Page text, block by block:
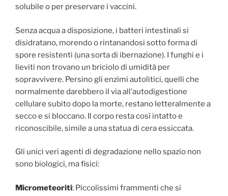
solubile o per preservare i vaccini.
Senza acqua a disposizione, i batteri intestinali si
disidratano, morendo o rintanandosi sotto forma di
spore resistenti (una sorta di ibernazione). I funghi e i
lieviti non trovano un briciolo di umidità per
sopravvivere. Persino gli enzimi autolitici, quelli che
normalmente darebbero il via all’autodigestione
cellulare subito dopo la morte, restano letteralmente a
secco e si bloccano. Il corpo resta così intatto e
riconoscibile, simile a una statua di cera essiccata.
Gli unici veri agenti di degradazione nello spazio non
sono biologici, ma fisici:
Micrometeoriti: Piccolissimi frammenti che si